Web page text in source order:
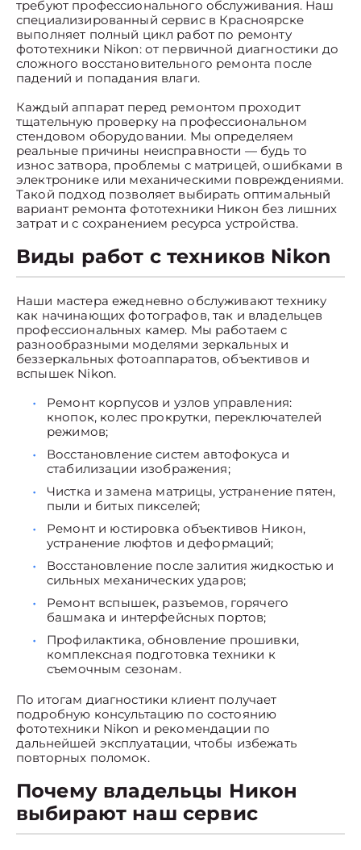
требуют профессионального обслуживания. Наш
специализированный сервис в Красноярске
выполняет полный цикл работ по ремонту
фототехники Nikon: от первичной диагностики до
сложного восстановительного ремонта после
падений и попадания влаги.
Каждый аппарат перед ремонтом проходит
тщательную проверку на профессиональном
стендовом оборудовании. Мы определяем
реальные причины неисправности — будь то
износ затвора, проблемы с матрицей, ошибками в
электронике или механическими повреждениями.
Такой подход позволяет выбирать оптимальный
вариант ремонта фототехники Никон без лишних
затрат и с сохранением ресурса устройства.
Виды работ с техников Nikon
Наши мастера ежедневно обслуживают технику
как начинающих фотографов, так и владельцев
профессиональных камер. Мы работаем с
разнообразными моделями зеркальных и
беззеркальных фотоаппаратов, объективов и
вспышек Nikon.
Ремонт корпусов и узлов управления:
кнопок, колес прокрутки, переключателей
режимов;
Восстановление систем автофокуса и
стабилизации изображения;
Чистка и замена матрицы, устранение пятен,
пыли и битых пикселей;
Ремонт и юстировка объективов Никон,
устранение люфтов и деформаций;
Восстановление после залития жидкостью и
сильных механических ударов;
Ремонт вспышек, разъемов, горячего
башмака и интерфейсных портов;
Профилактика, обновление прошивки,
комплексная подготовка техники к
съемочным сезонам.
По итогам диагностики клиент получает
подробную консультацию по состоянию
фототехники Nikon и рекомендации по
дальнейшей эксплуатации, чтобы избежать
повторных поломок.
Почему владельцы Никон
выбирают наш сервис